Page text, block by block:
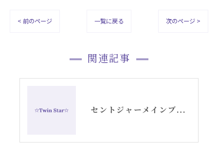
< 前のページ 一覧に戻る 次のページ >
関連記事
セントジャーメインブレッシングカードGSVFグリッド